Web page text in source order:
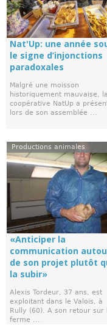
Nat'Up: une année
le signe d’injonctions
paradoxales
Malgré une moisson
historiquement mauvaise, la
coopérative NatUp a
lors de son assemblée ...
Productions animales
«Anticiper la
communication
de son projet plutôt
la subir»
Alexis Tordeur, 37 ans, est
exploitant dans le Valois, à
Rully (60). A son retour sur
ferme ...